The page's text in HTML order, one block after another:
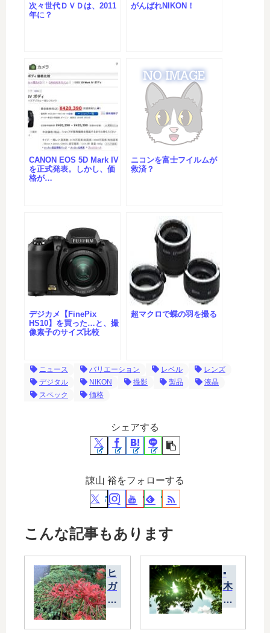
次々世代ＤＶＤは、2011
年に？
がんばれNIKON！
CANON EOS 5D Mark IV
を正式発表。しかし、価
格が…
ニコンを富士フイルムが
救済？
デジカメ【FinePix
HS10】を買った…と、撮
像素子のサイズ比較
超マクロで蝶の羽を撮る
ニュース バリエーション レベル
レンズ
デジタル
NIKON 撮影 製品
液晶
スペック
価格
シェアする
諌山 裕をフォローする
こんな記事もあります
ヒ
ガ
ン
▪
木
漏